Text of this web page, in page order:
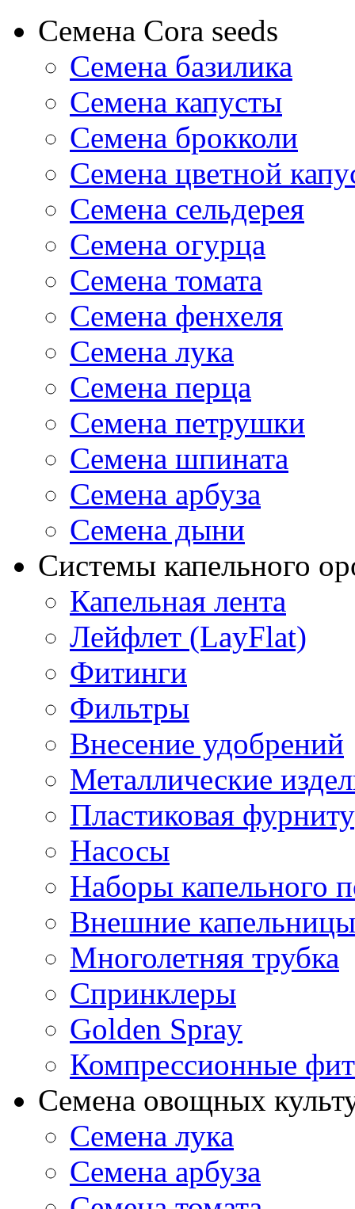
Семена Cora seeds
Семена базилика
Семена капусты
Семена брокколи
Семена цветной
Семена сельдерея
Семена огурца
Семена томата
Семена фенхеля
Семена лука
Семена перца
Семена петрушки
Семена шпината
Семена арбуза
Семена дыни
Системы капельного
Капельная лента
Лейфлет (LayFlat)
Фитинги
Фильтры
Внесение удобрений
Металлические
Пластиковая
Насосы
Наборы капельного
Внешние капельницы
Многолетняя трубка
Спринклеры
Golden Spray
Компрессионные
Семена овощных
Семена лука
Семена арбуза